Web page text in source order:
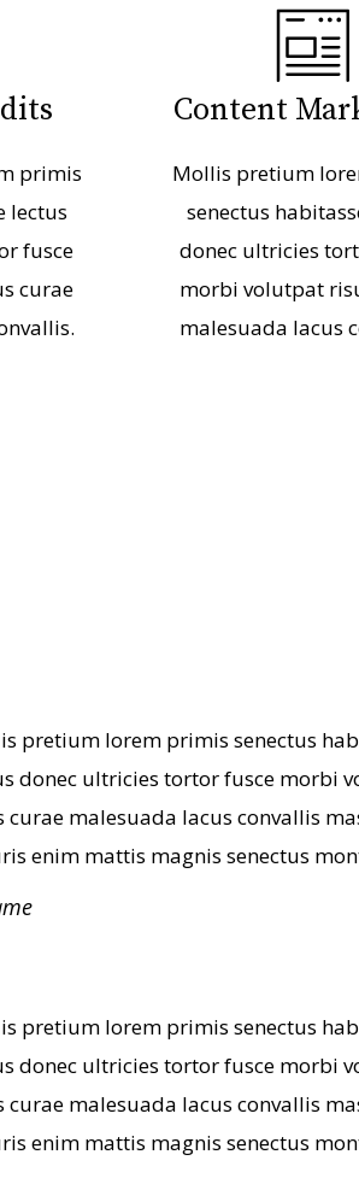
primis
lectus
fusce
curae
Content
Mollis pretium
senectus
donec ultricies
morbi volutpat
malesuada lacus
pretium lorem primis senectus
donec ultricies tortor fusce morbi
curae malesuada lacus convallis
enim mattis magnis senectus
pretium lorem primis senectus
donec ultricies tortor fusce morbi
curae malesuada lacus convallis
enim mattis magnis senectus